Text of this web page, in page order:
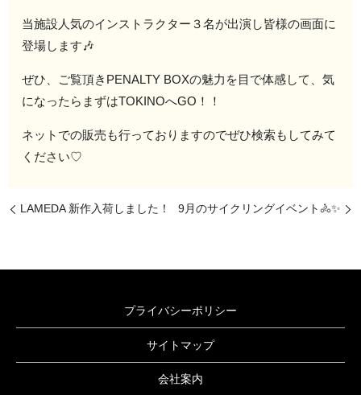
当施設人気のインストラクター３名が出演し皆様の画面に
登場します🎶
ぜひ、ご覧頂きPENALTY BOXの魅力を目で体感して、気
になったらまずはTOKINOへGO！！
ネットでの販売も行っておりますのでぜひ検索もしてみて
ください♡
LAMEDA 新作入荷しました！ 9月のサイクリングイベント🚴✨
プライバシーポリシー
サイトマップ
会社案内